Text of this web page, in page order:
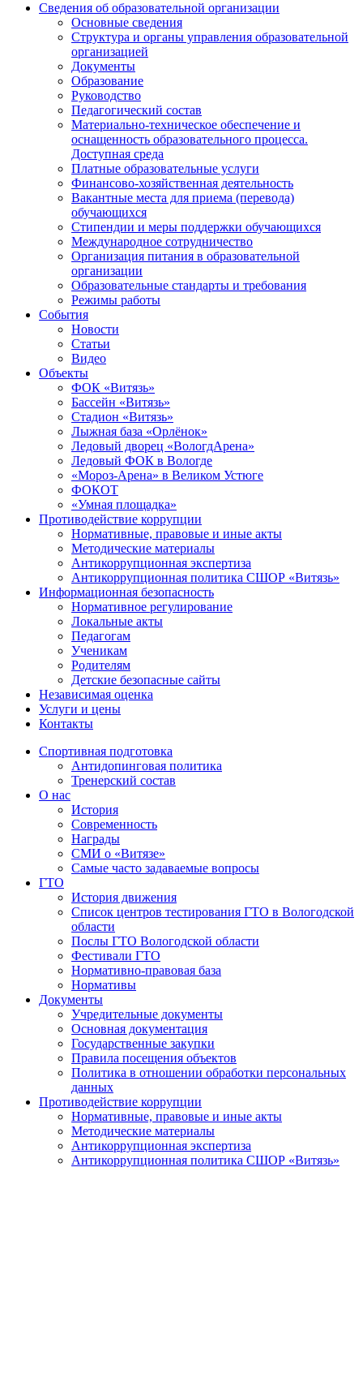
Сведения об образовательной организации
Основные сведения
Структура и органы управления образовательной
организацией
Документы
Образование
Руководство
Педагогический состав
Материально-техническое обеспечение и
оснащенность образовательного процесса.
Доступная среда
Платные образовательные услуги
Финансово-хозяйственная деятельность
Вакантные места для приема (перевода)
обучающихся
Стипендии и меры поддержки обучающихся
Международное сотрудничество
Организация питания в образовательной
организации
Образовательные стандарты и требования
Режимы работы
События
Новости
Статьи
Видео
Объекты
ФОК «Витязь»
Бассейн «Витязь»
Стадион «Витязь»
Лыжная база «Орлёнок»
Ледовый дворец «ВологдАрена»
Ледовый ФОК в Вологде
«Мороз-Арена» в Великом Устюге
ФОКОТ
«Умная площадка»
Противодействие коррупции
Нормативные, правовые и иные акты
Методические материалы
Антикоррупционная экспертиза
Антикоррупционная политика СШОР «Витязь»
Информационная безопасность
Нормативное регулирование
Локальные акты
Педагогам
Ученикам
Родителям
Детские безопасные сайты
Независимая оценка
Услуги и цены
Контакты
Спортивная подготовка
Антидопинговая политика
Тренерский состав
О нас
История
Современность
Награды
СМИ о «Витязе»
Самые часто задаваемые вопросы
ГТО
История движения
Список центров тестирования ГТО в Вологодской
области
Послы ГТО Вологодской области
Фестивали ГТО
Нормативно-правовая база
Нормативы
Документы
Учредительные документы
Основная документация
Государственные закупки
Правила посещения объектов
Политика в отношении обработки персональных
данных
Противодействие коррупции
Нормативные, правовые и иные акты
Методические материалы
Антикоррупционная экспертиза
Антикоррупционная политика СШОР «Витязь»